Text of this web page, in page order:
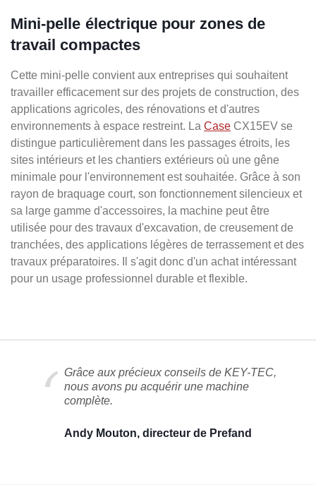
Mini-pelle électrique pour zones de
travail compactes
Cette mini-pelle convient aux entreprises qui souhaitent
travailler efficacement sur des projets de construction, des
applications agricoles, des rénovations et d'autres
environnements à espace restreint. La Case CX15EV se
distingue particulièrement dans les passages étroits, les
sites intérieurs et les chantiers extérieurs où une gêne
minimale pour l'environnement est souhaitée. Grâce à son
rayon de braquage court, son fonctionnement silencieux et
sa large gamme d'accessoires, la machine peut être
utilisée pour des travaux d'excavation, de creusement de
tranchées, des applications légères de terrassement et des
travaux préparatoires. Il s'agit donc d'un achat intéressant
pour un usage professionnel durable et flexible.
Grâce aux précieux conseils de KEY-TEC,
nous avons pu acquérir une machine
complète.
Andy Mouton, directeur de Prefand